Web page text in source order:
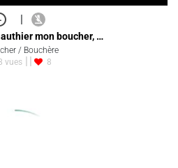
|
mon boucher, …
/ Bouchère
vues
8